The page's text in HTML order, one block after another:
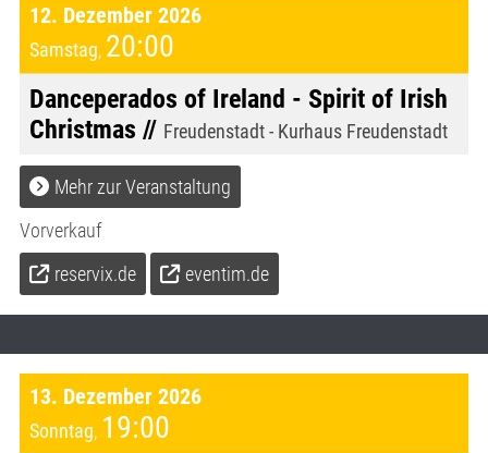
12. Dezember 2026
Samstag, 20:00
Danceperados of Ireland - Spirit of Irish
Christmas // Freudenstadt - Kurhaus Freudenstadt
Mehr zur Veranstaltung
Vorverkauf
reservix.de
eventim.de
13. Dezember 2026
Sonntag, 19:00